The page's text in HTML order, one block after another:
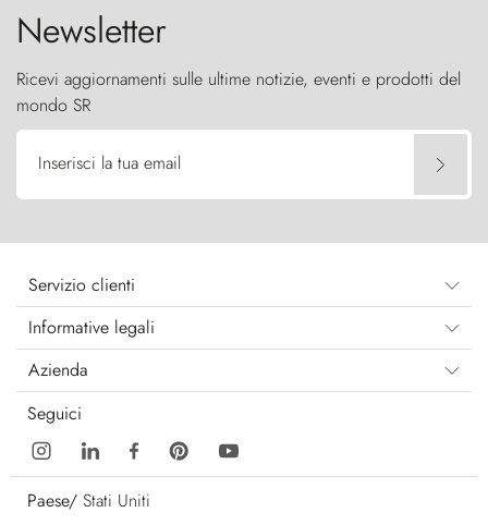
Newsletter
Ricevi aggiornamenti sulle ultime notizie, eventi e prodotti del
mondo SR
Inserisci la tua email
Servizio clienti
Informative legali
Azienda
Seguici
Paese/ Stati Uniti